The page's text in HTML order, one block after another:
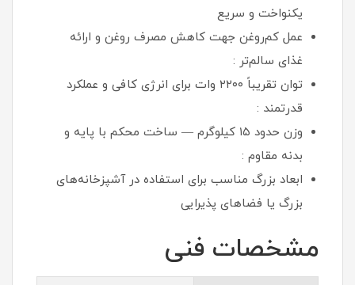
یکنواخت و سریع
عمل کم‌روغن جهت کاهش مصرف روغن و ارائه
غذای سالم‌تر :
توان تقریباً ۲۲۰۰ وات برای انرژی کافی و عملکرد
قدرتمند :
وزن حدود ۱۵ کیلوگرم — ساخت محکم با پایه و
بدنه مقاوم :
ابعاد بزرگ مناسب برای استفاده در آشپزخانه‌های
بزرگ یا فضاهای پذیرایی
مشخصات فنی